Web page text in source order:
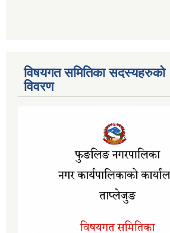
विषयगत समितिका सदस्यहरुको
विवरण